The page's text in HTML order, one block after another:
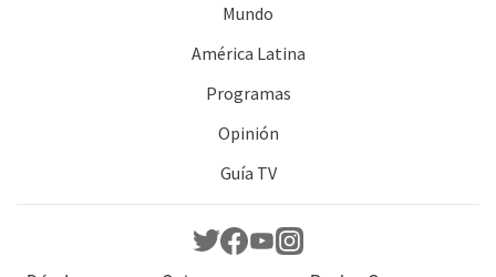
Mundo
América Latina
Programas
Opinión
Guía TV